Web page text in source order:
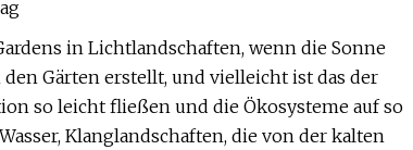
in Lichtlandschaften, wenn die Sonne
Gärten erstellt, und vielleicht ist das der
so leicht fließen und die Ökosysteme auf so
Klanglandschaften, die von der kalten